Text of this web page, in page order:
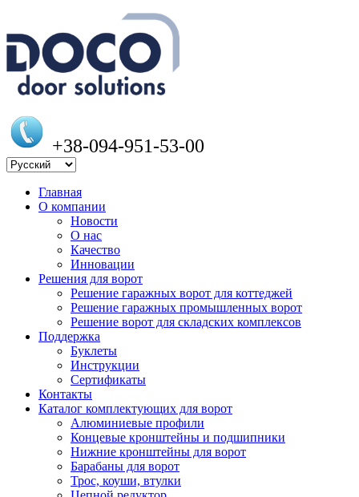
+38-094-951-53-00
Главная
О компании
Новости
О нас
Качество
Инновации
Решения для ворот
Решение гаражных ворот для коттеджей
Решение гаражных промышленных ворот
Решение ворот для складских комплексов
Поддержка
Буклеты
Инструкции
Сертификаты
Контакты
Каталог комплектующих для ворот
Алюминиевые профили
Концевые кронштейны и подшипники
Нижние кронштейны для ворот
Барабаны для ворот
Трос, коуши, втулки